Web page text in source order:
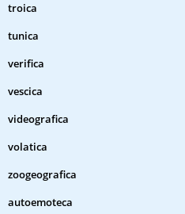
troica
tunica
verifica
vescica
videografica
volatica
zoogeografica
autoemoteca